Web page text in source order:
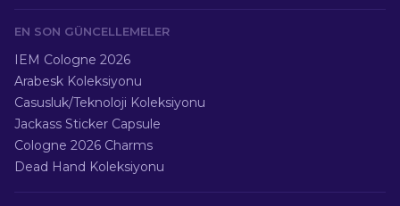
EN SON GÜNCELLEMELER
IEM Cologne 2026
Arabesk Koleksiyonu
Casusluk/Teknoloji Koleksiyonu
Jackass Sticker Capsule
Cologne 2026 Charms
Dead Hand Koleksiyonu